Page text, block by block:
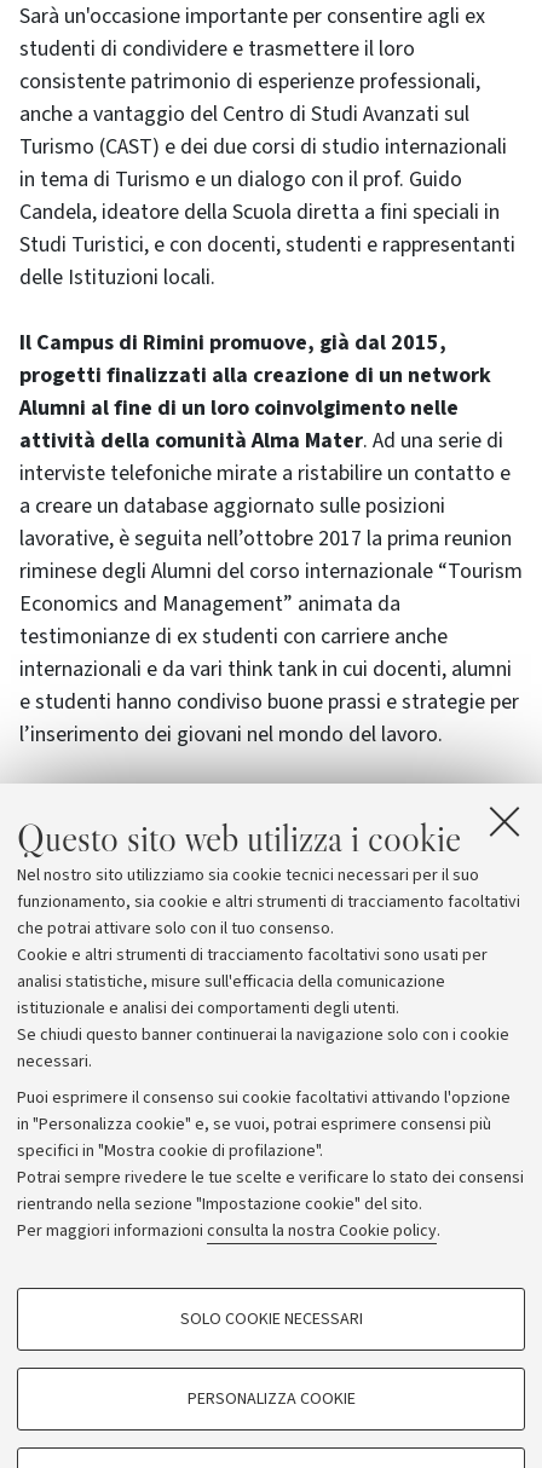
Questo sito web utilizza i cookie
Nel nostro sito utilizziamo sia cookie tecnici necessari per il suo
funzionamento, sia cookie e altri strumenti di tracciamento facoltativi
che potrai attivare solo con il tuo consenso.
Cookie e altri strumenti di tracciamento facoltativi sono usati per
analisi statistiche, misure sull'efficacia della comunicazione
istituzionale e analisi dei comportamenti degli utenti.
Se chiudi questo banner continuerai la navigazione solo con i cookie
necessari.
Puoi esprimere il consenso sui cookie facoltativi attivando l'opzione
in "Personalizza cookie" e, se vuoi, potrai esprimere consensi più
specifici in "Mostra cookie di profilazione".
Potrai sempre rivedere le tue scelte e verificare lo stato dei consensi
rientrando nella sezione "Impostazione cookie" del sito.
Per maggiori informazioni consulta la nostra Cookie policy.
COOKIE DI PROFILAZIONE - FACOLTATIVI
SOLO COOKIE NECESSARI
PERSONALIZZA COOKIE
Sarà un'occasione importante per consentire agli ex
studenti di condividere e trasmettere il loro
consistente patrimonio di esperienze professionali,
anche a vantaggio del Centro di Studi Avanzati sul
Turismo (CAST) e dei due corsi di studio internazionali
in tema di Turismo e un dialogo con il prof. Guido
Candela, ideatore della Scuola diretta a fini speciali in
Studi Turistici, e con docenti, studenti e rappresentanti
delle Istituzioni locali.
Il Campus di Rimini promuove, già dal 2015,
progetti finalizzati alla creazione di un network
Alumni al fine di un loro coinvolgimento nelle
attività della comunità Alma Mater. Ad una serie di
interviste telefoniche mirate a ristabilire un contatto e
a creare un database aggiornato sulle posizioni
lavorative, è seguita nell’ottobre 2017 la prima reunion
riminese degli Alumni del corso internazionale “Tourism
Economics and Management” animata da
testimonianze di ex studenti con carriere anche
internazionali e da vari think tank in cui docenti, alumni
e studenti hanno condiviso buone prassi e strategie per
l’inserimento dei giovani nel mondo del lavoro.
mantenimento di proficue relazioni con i propri ex
studenti sono in piena sintonia con una delle 12 azioni
(denominata Alumni) tramite le quali si intende dare
attuazione al Piano Strategico dell’Alma Mater.
Archivio
Comunicati stampa
Redazione
Rassegna stampa
© Copyright 2026 - ALMA MATER STUDIORUM - Università di
Bologna - Via Zamboni, 33 - 40126 Bologna - PI: 01131710376 -